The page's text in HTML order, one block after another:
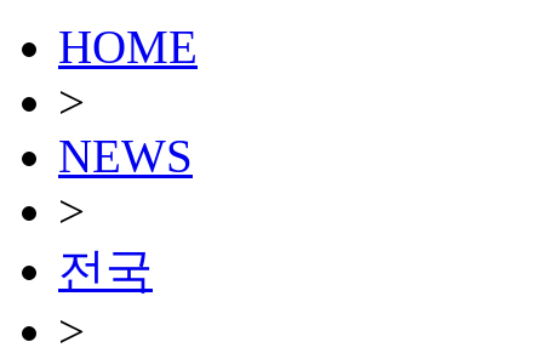
HOME
>
NEWS
>
전국
>